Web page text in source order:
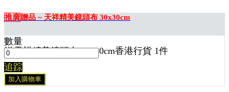
推廣贈品 ~ 天祥精美鏡頭布 30x30cm
送天祥精美鏡頭布 30x30cm香港行貨 1件
數量
追踪
加入購物車